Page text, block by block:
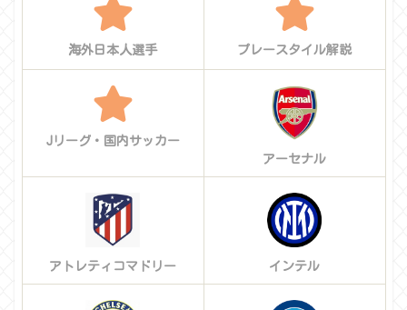
海外日本人選手 プレースタイル解説
Jリーグ・国内サッカー
アーセナル
アトレティコマドリー インテル